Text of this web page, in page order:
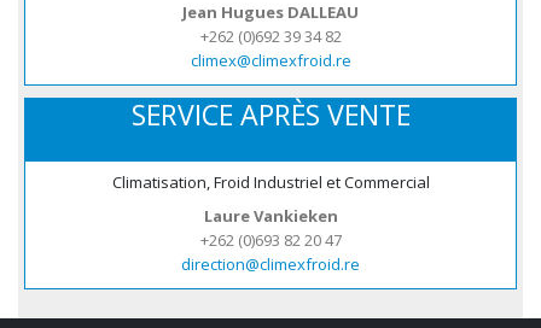
Jean Hugues DALLEAU
+262 (0)692 39 34 82
climex@climexfroid.re
SERVICE APRÈS VENTE
Climatisation, Froid Industriel et Commercial
Laure Vankieken
+262 (0)693 82 20 47
direction@climexfroid.re